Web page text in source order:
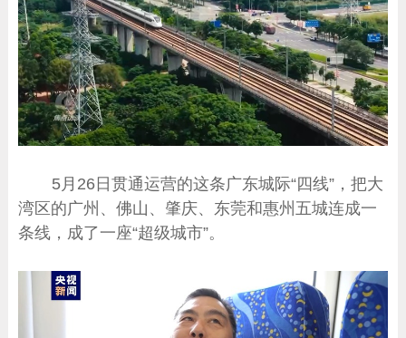
5月26日贯通运营的这条广东城际“四线”，把大
湾区的广州、佛山、肇庆、东莞和惠州五城连成一
条线，成了一座“超级城市”。